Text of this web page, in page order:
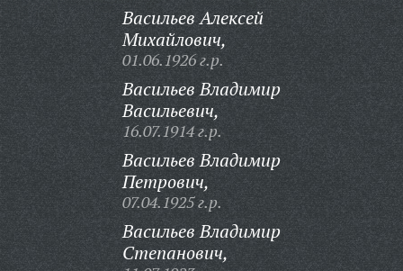
Васильев Алексей
Михайлович,
01.06.1926 г.р.
Васильев Владимир
Васильевич,
16.07.1914 г.р.
Васильев Владимир
Петрович,
07.04.1925 г.р.
Васильев Владимир
Степанович,